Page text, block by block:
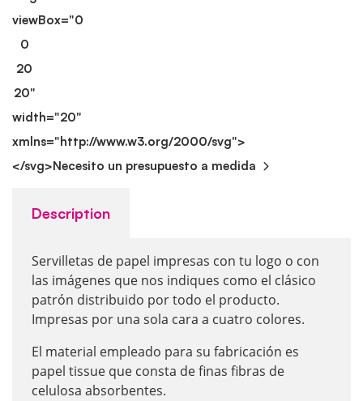
viewBox="0
0
20
20"
width="20"
xmlns="http://www.w3.org/2000/svg">
</svg>Necesito un presupuesto a medida
Description
Servilletas de papel impresas con tu logo o con
las imágenes que nos indiques como el clásico
patrón distribuido por todo el producto.
Impresas por una sola cara a cuatro colores.
El material empleado para su fabricación es
papel tissue que consta de finas fibras de
celulosa absorbentes.